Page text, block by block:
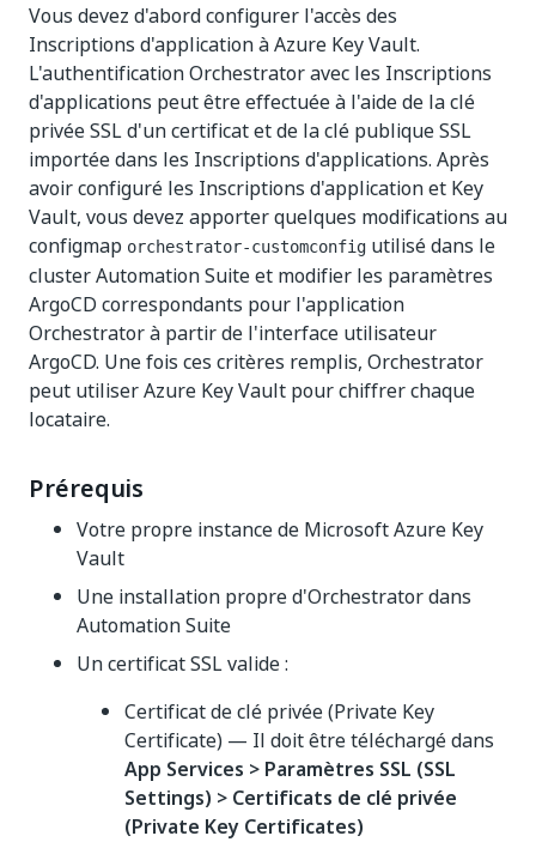
Vous devez d'abord configurer l'accès des
Inscriptions d'application à Azure Key Vault.
L'authentification Orchestrator avec les Inscriptions
d'applications peut être effectuée à l'aide de la clé
privée SSL d'un certificat et de la clé publique SSL
importée dans les Inscriptions d'applications. Après
avoir configuré les Inscriptions d'application et Key
Vault, vous devez apporter quelques modifications au
configmap orchestrator-customconfig utilisé dans le
cluster Automation Suite et modifier les paramètres
ArgoCD correspondants pour l'application
Orchestrator à partir de l'interface utilisateur
ArgoCD. Une fois ces critères remplis, Orchestrator
peut utiliser Azure Key Vault pour chiffrer chaque
locataire.
Prérequis
Votre propre instance de Microsoft Azure Key
Vault
Une installation propre d'Orchestrator dans
Automation Suite
Un certificat SSL valide :
Certificat de clé privée (Private Key
Certificate) — Il doit être téléchargé dans
App Services > Paramètres SSL (SSL
Settings) > Certificats de clé privée
(Private Key Certificates)